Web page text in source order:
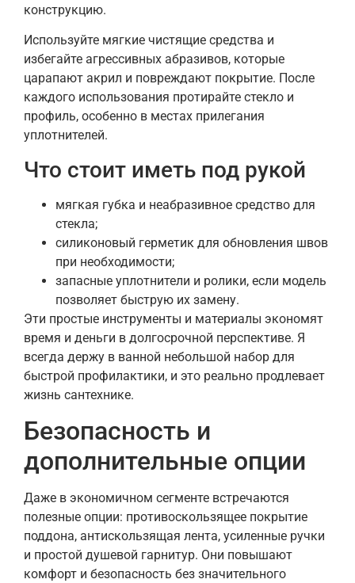
конструкцию.
Используйте мягкие чистящие средства и
избегайте агрессивных абразивов, которые
царапают акрил и повреждают покрытие. После
каждого использования протирайте стекло и
профиль, особенно в местах прилегания
уплотнителей.
Что стоит иметь под рукой
мягкая губка и неабразивное средство для
стекла;
силиконовый герметик для обновления швов
при необходимости;
запасные уплотнители и ролики, если модель
позволяет быструю их замену.
Эти простые инструменты и материалы экономят
время и деньги в долгосрочной перспективе. Я
всегда держу в ванной небольшой набор для
быстрой профилактики, и это реально продлевает
жизнь сантехнике.
Безопасность и
дополнительные опции
Даже в экономичном сегменте встречаются
полезные опции: противоскользящее покрытие
поддона, антискользящая лента, усиленные ручки
и простой душевой гарнитур. Они повышают
комфорт и безопасность без значительного